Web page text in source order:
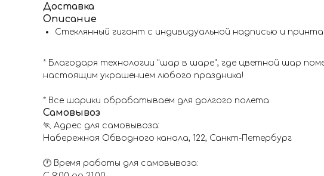
Доставка
Описание
Стеклянный гигант с индивидуальной надписью и
* Благодаря технологии "шар в шаре", где цветной шар
настоящим украшением любого праздника!
* Все шарики обрабатываем для долгого полета
Самовывоз
🏃 Адрес для самовывоза:
Набережная Обводного канала, 122, Санкт-Петербург
🕐 Время работы для самовывоза: